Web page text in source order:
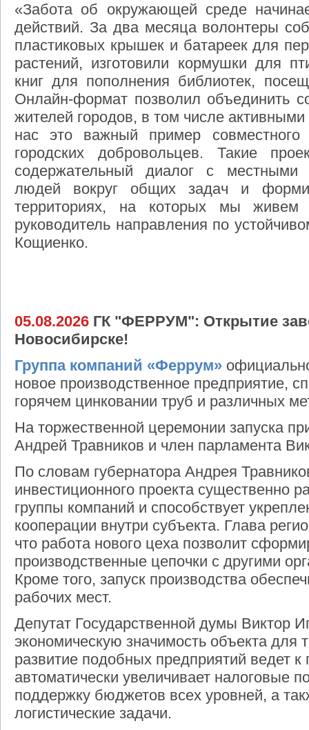
«Забота об окружающей среде
действий. За два месяца волонтеры
пластиковых крышек и батареек для
растений, изготовили кормушки для
книг для пополнения библиотек,
Онлайн-формат позволил объединить
жителей городов, в том числе
нас это важный пример совместного
городских добровольцев. Такие
содержательный диалог с местными
людей вокруг общих задач и
территориях, на которых мы
руководитель направления по
Кощиенко.
05.08.2026 ГК "ФЕРРУМ": Открытие
Новосибирске!
Группа компаний «Феррум»
новое производственное предприятие,
горячем цинковании труб и различных
На торжественной церемонии запуска
Андрей Травников и член парламента
По словам губернатора Андрея
инвестиционного проекта существенно
группы компаний и способствует
кооперации внутри субъекта. Глава
что работа нового цеха позволит
производственные цепочки с другими
Кроме того, запуск производства
рабочих мест.
Депутат Государственной думы Виктор
экономическую значимость объекта для
развитие подобных предприятий ведет
автоматически увеличивает налоговые
поддержку бюджетов всех уровней, а
логистические задачи.